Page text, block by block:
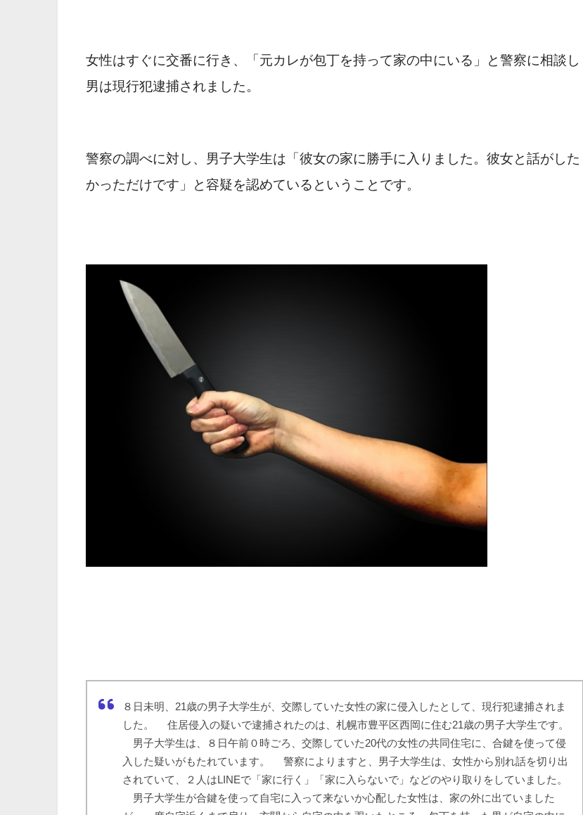
女性はすぐに交番に行き、「元カレが包丁を持って家の中にいる」と警察に相談し
男は現行犯逮捕されました。
警察の調べに対し、男子大学生は「彼女の家に勝手に入りました。彼女と話がした
かっただけです」と容疑を認めているということです。
８日未明、21歳の男子大学生が、交際していた女性の家に侵入したとして、現行犯逮捕されま
した。 住居侵入の疑いで逮捕されたのは、札幌市豊平区西岡に住む21歳の男子大学生です。
男子大学生は、８日午前０時ごろ、交際していた20代の女性の共同住宅に、合鍵を使って侵
入した疑いがもたれています。 警察によりますと、男子大学生は、女性から別れ話を切り出
されていて、２人はLINEで「家に行く」「家に入らないで」などのやり取りをしていました。
男子大学生が合鍵を使って自宅に入って来ないか心配した女性は、家の外に出ていました